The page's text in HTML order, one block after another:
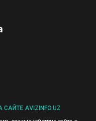
AVIZINFO.UZ